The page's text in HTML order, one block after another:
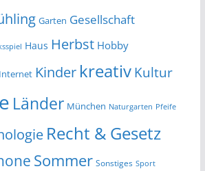
Garten Gesellschaft
Haus Herbst Hobby
Internet Kinder kreativKultur
Länder München Naturgarten Pfeife
Recht & Gesetz
Sommer Sonstiges Sport